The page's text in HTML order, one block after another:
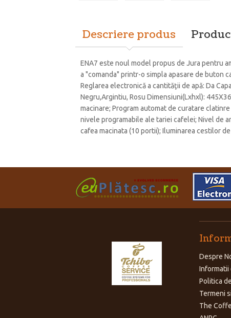
Descriere produs
ENA7 este noul model propus de Jura pentru
a "comanda" printr-o simpla apasare de buton
Reglarea electronică a cantităţii de apă: Da
Negru,Argintiu, Rosu Dimensiuni(Lxhxl):
macinare; Program automat de curatare
nivele programabile ale tariei cafelei; Nivel de
cafea macinata (10 portii); Iluminarea cestilor
Despre
Informatii
Politica
Termeni
The